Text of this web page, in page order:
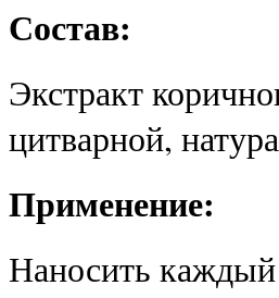
Состав:
Экстракт
цитварной,
Применение:
Наносить каждый